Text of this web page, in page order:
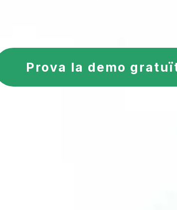
Prova la demo